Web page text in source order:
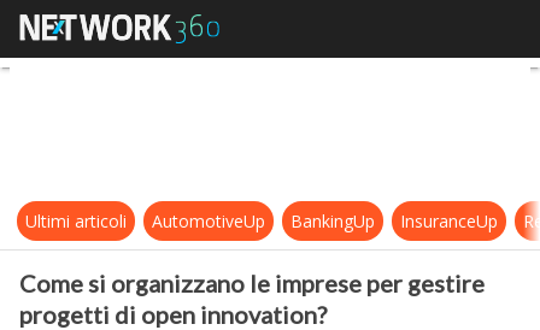
Come si organizzano le imprese
Ultimi articoli AutomotiveUp BankingUp InsuranceUp
Come si organizzano le imprese per gestire
progetti di open innovation?